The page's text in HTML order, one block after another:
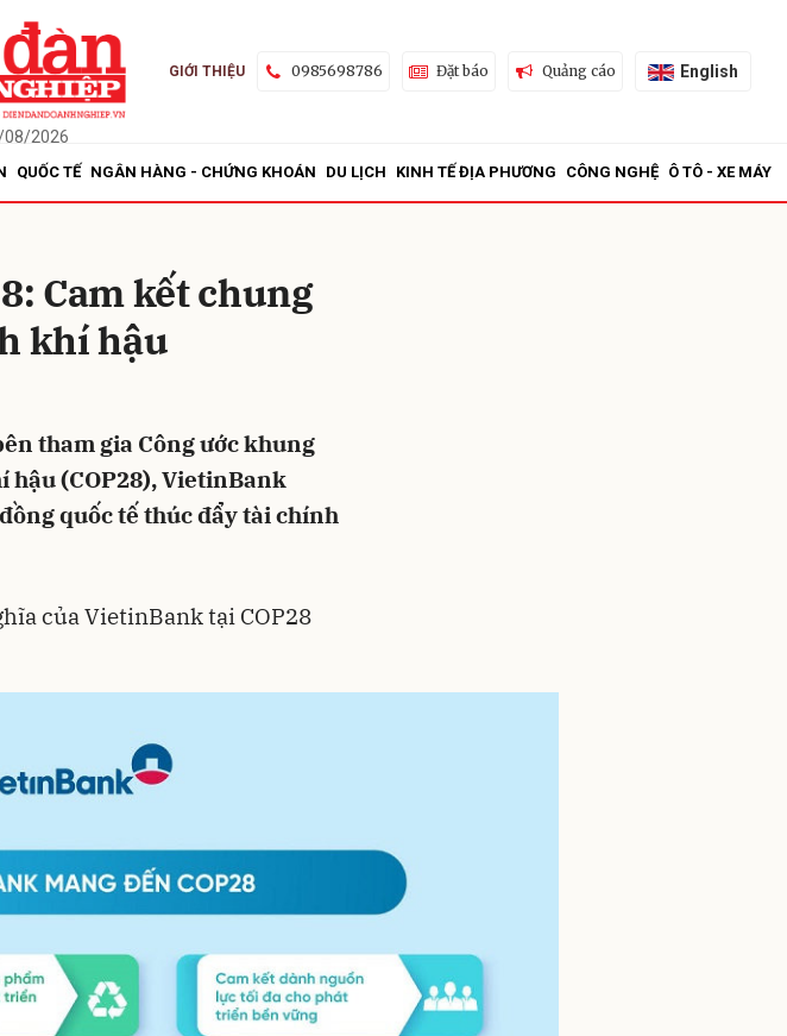
08/2026
GIỚI THIỆU 0985698786 Đặt báo Quảng cáo English
QUỐC TẾ NGÂN HÀNG - CHỨNG KHOÁN DU LỊCH KINH TẾ ĐỊA PHƯƠNG CÔNG NGHỆ Ô TÔ - XE MÁY
Cam kết chung
khí hậu
tham gia Công ước khung
hậu (COP28), VietinBank
quốc tế thúc đẩy tài chính
của VietinBank tại COP28